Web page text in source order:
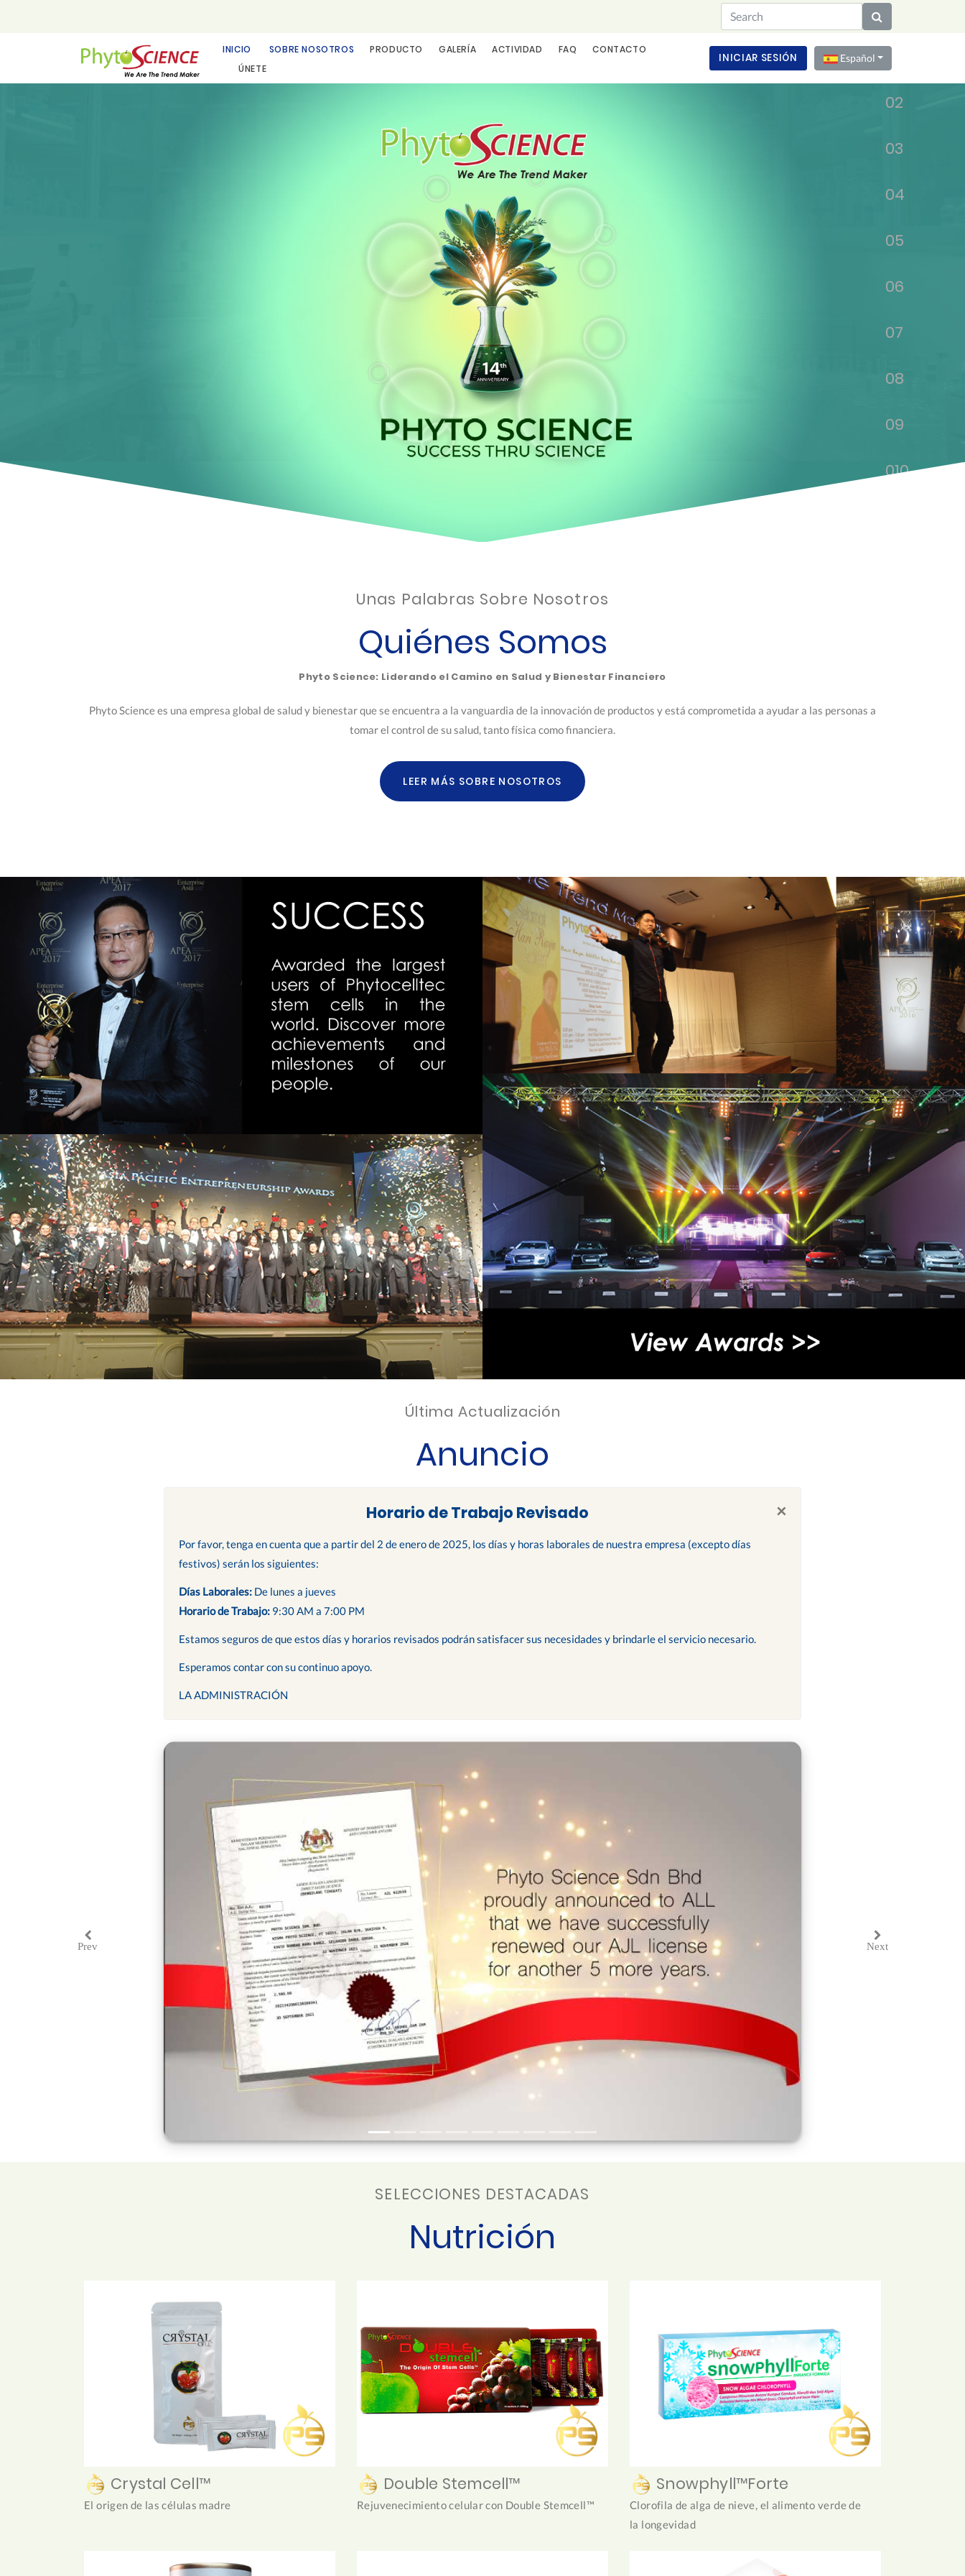
INICIO SOBRE NOSOTROS PRODUCTO GALERÍA ACTIVIDAD FAQ
CONTACTO
ÚNETE
INICIAR SESIÓN Español
03
04
05
06
07
08
09
010
Unas Palabras Sobre Nosotros
Quiénes Somos
Phyto Science: Liderando el Camino en Salud y Bienestar Financiero
Phyto Science es una empresa global de salud y bienestar que se encuentra a la vanguardia de la innovación de productos y está comprometida a ayudar a las personas a
tomar el control de su salud, tanto física como financiera.
LEER MÁS SOBRE NOSOTROS
Última Actualización
Anuncio
×
Horario de Trabajo Revisado
Por favor, tenga en cuenta que a partir del 2 de enero de 2025, los días y horas laborales de nuestra empresa (excepto días
festivos) serán los siguientes:
Días Laborales: De lunes a jueves
Horario de Trabajo: 9:30 AM a 7:00 PM
Estamos seguros de que estos días y horarios revisados podrán satisfacer sus necesidades y brindarle el servicio necesario.
Esperamos contar con su continuo apoyo.
LA ADMINISTRACIÓN
PrevPrevious Next
Next
SELECCIONES DESTACADAS
Nutrición
Crystal Cell™
El origen de las células madre
Double Stemcell™
Rejuvenecimiento celular con Double Stemcell™
Snowphyll™Forte
Clorofila de alga de nieve, el alimento verde de
la longevidad